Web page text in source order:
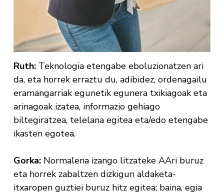
Ruth:Teknologia etengabe eboluzionatzen ari
da, eta horrek erraztu du, adibidez, ordenagailu
eramangarriak egunetik egunera txikiagoak eta
arinagoak izatea, informazio gehiago
biltegiratzea, telelana egitea eta/edo etengabe
ikasten egotea.
Gorka:Normalena izango litzateke AAri buruz
eta horrek zabaltzen dizkigun aldaketa-
itxaropen guztiei buruz hitz egitea; baina, egia